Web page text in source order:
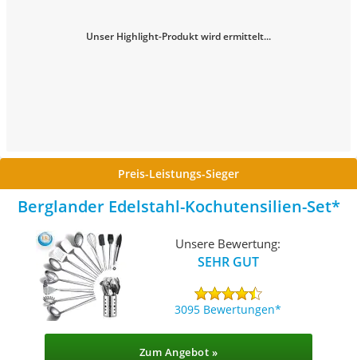
Unser Highlight-Produkt wird ermittelt...
Preis-Leistungs-Sieger
Berglander Edelstahl-Kochutensilien-Set
Unsere Bewertung:
SEHR GUT
3095 Bewertungen
Zum Angebot »